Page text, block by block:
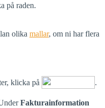
på raden.
olika mallar, om ni har flera
klicka på .
Fakturainformation